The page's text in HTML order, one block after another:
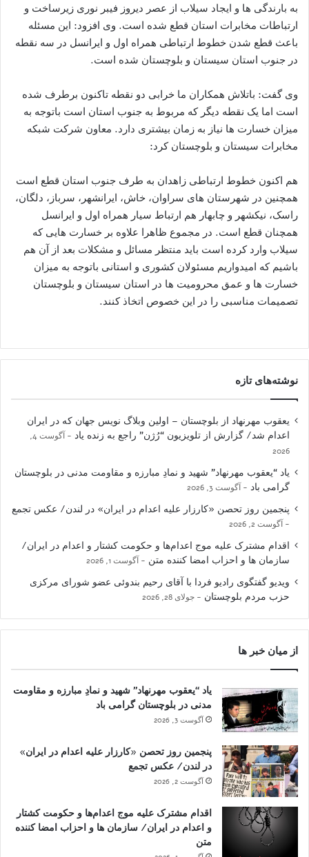
به بارندگی ها و ایجاد سیلاب از عصر دیروز فیبر نوری زیرساخت و
ارتباطات مخابرات استان قطع شده است. وی افزود: این مسئله
باعث قطع شدن خطوط ارتباطی همراه اول و ایرانسل در سه نقطه
در جنوب استان سیستان و بلوچستان شده است.
وی گفت: باتلاش همکاران ما خرابی دو نقطه تاکنون برطرف شده
است اما یک نقطه دیگر که مربوط به جنوب استان است باتوجه به
میزان خسارت ها نیاز به زمان بیشتری دارد. معاون شرکت شبکه
مخابرات سیستان و بلوچستان کرد:
هم اکنون خطوط ارتباطی زاهدان به طرف جنوب استان قطع است
همچنین در شهرستان های سراوان، خاش، ایرانشهر، سرباز، دلگان،
راسک، نیکشهر و چابهار هم ارتباط سیار همراه اول و ایرانسل
همچنان قطع است. در مجموع ظاهرا علاوه بر خسارت هایی که
سیلاب وارد کرده است باید منتظر مسائل و مشکلات بعد از آن هم
باشیم که امیدواریم مسئولان کشوری و استانی باتوجه به میزان
خسارت ها و عمق محرومیت ها در استان سیستان و بلوچستان
تصمیمات مناسبی را در این خصوص اتخاذ کنند.
نوشته‌های تازه
یعقوب مهرنهاد از بلوچستان – اولین وبلاگ نویس جهان که در ایران
اعدام شد/ گزارش از تلویزیون “رُژن” راجع به زنده یاد
آگوست 4,
2026
یاد “یعقوب مهرنهاد” شهید و نمادِ مبارزه و مقاومت مدنی در بلوچستان
گرامی باد
آگوست 3, 2026
پنجمین روز تحصن «کارزار علیه اعدام در ایران» در لندن/ عکس تجمع
آگوست 2, 2026
اقدام مشترک علیه موج اعدام‌ها و حکومت کشتار و اعدام در ایران/
سازمان ها و احزاب امضا کننده متن
آگوست 1, 2026
ویدیو گفتگوی رادیو فردا با آقای رحیم بندوئی عضو شورای مرکزی
حزب مردم بلوچستان
جولای 28, 2026
از میان خبر ها
یاد “یعقوب مهرنهاد” شهید و نمادِ مبارزه و مقاومت
مدنی در بلوچستان گرامی باد
آگوست 3, 2026
پنجمین روز تحصن «کارزار علیه اعدام در ایران»
در لندن/ عکس تجمع
آگوست 2, 2026
اقدام مشترک علیه موج اعدام‌ها و حکومت کشتار
و اعدام در ایران/ سازمان ها و احزاب امضا کننده
متن